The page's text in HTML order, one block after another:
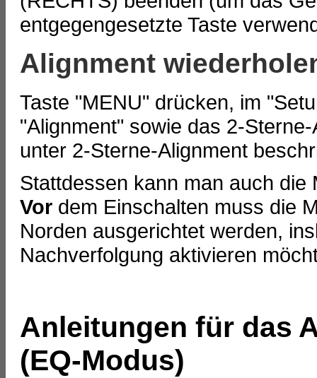
entgegengesetzte Taste
Alignment
Taste "MENU" drücken, im
"Alignment" sowie das 2-
unter 2-Sterne-Alignment
Stattdessen kann man auch
Vor dem Einschalten muss die
Norden ausgerichtet werden,
Nachverfolgung aktivieren
Anleitungen für das
(EQ-Modus)